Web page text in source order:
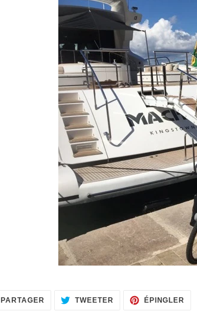
PARTAGER PARTAGER
SUR
TWEETER TWEETER
SUR
ÉPINGLER